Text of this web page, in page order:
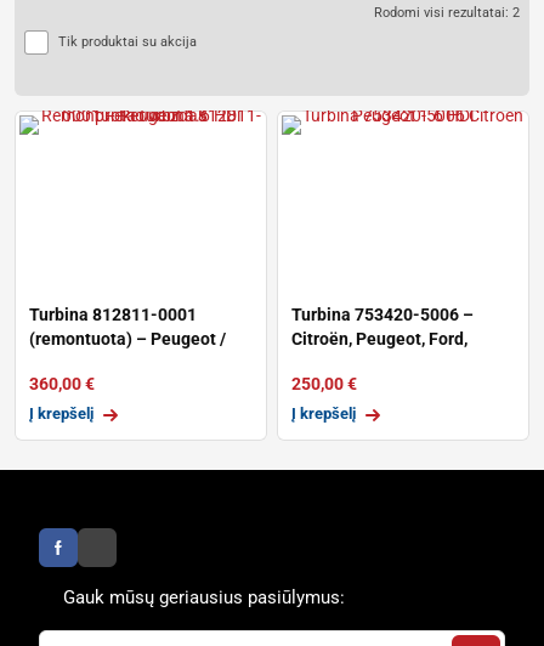
Tik produktai su akcija
Rodomi visi rezultatai: 2
Turbina 812811-0001
(remontuota) – Peugeot /
360,00€
Į krepšelį
Turbina 753420-5006 –
Citroën, Peugeot, Ford,
250,00€
Į krepšelį
Gauk mūsų geriausius pasiūlymus: